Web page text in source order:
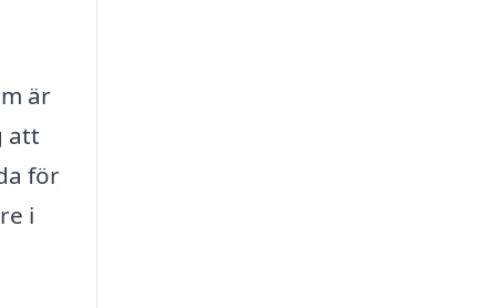
är
att
för
i